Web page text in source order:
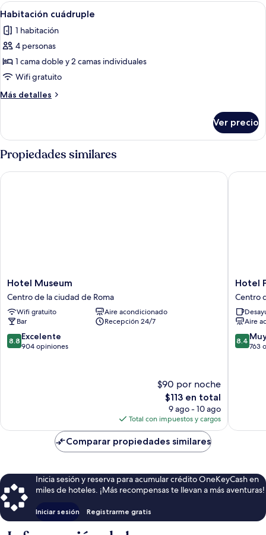
Abrir
todas
las
fotos
de
Habitación
cuádruple
Una habitación de hotel con dos
5
Habitación cuádruple
1 habitación
4 personas
1 cama doble y 2 camas individuales
Wifi gratuito
Más detalles
Más
cuádruple
Ver precio
Propiedades similares
Hotel
Museum
Centro
de
la
ciudad
de
Hotel Museum
Centro de la ciudad de Roma
Wifi gratuito
Aire acondicionado
Bar
Recepción 24/7
8.8
de
8.8 Excelente
904 opiniones
$90 por noche
El
precio
actual
es
de
$113
$113 en total
9 ago - 10 ago
Total con impuestos y cargos
Hotel Museum
Hotel
Prati
Centro
de
la
ciudad
de
Hotel
Centro
Aire
8.4
de
8.4
763
Hotel
Comparar propiedades similares
Inicia sesión y reserva para acumular crédito OneKeyCash en
miles de hoteles. ¡Más recompensas te llevan a más aventuras!
Iniciar sesión Registrarme gratis